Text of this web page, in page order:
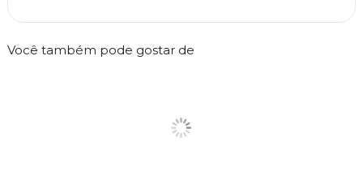
Você também pode gostar de